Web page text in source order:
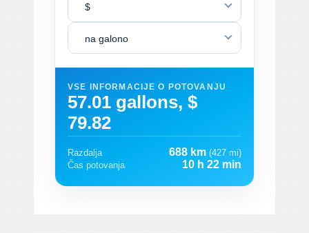
$
na galono
VSE INFORMACIJE O POTOVANJU
57.01 gallons, $
79.82
Razdalja 688 km (427 mi)
Čas potovanja
10 h 22 min